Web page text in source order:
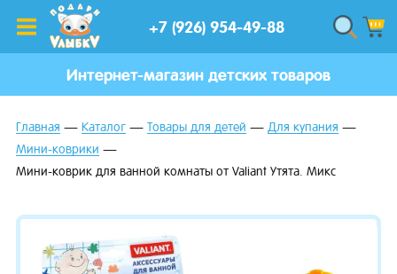
+7 (926) 954-49-88
Интернет-магазин детских товаров
Главная Каталог Товары для детей
Для купания
Мини-коврики
Мини-коврик для ванной комнаты от Valiant Утята. Микс